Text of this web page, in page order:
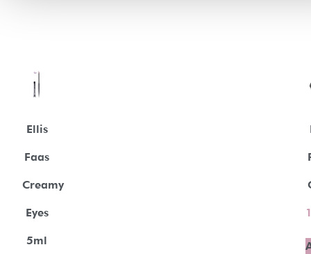
Ellis
Faas
Creamy
Eyes
5ml